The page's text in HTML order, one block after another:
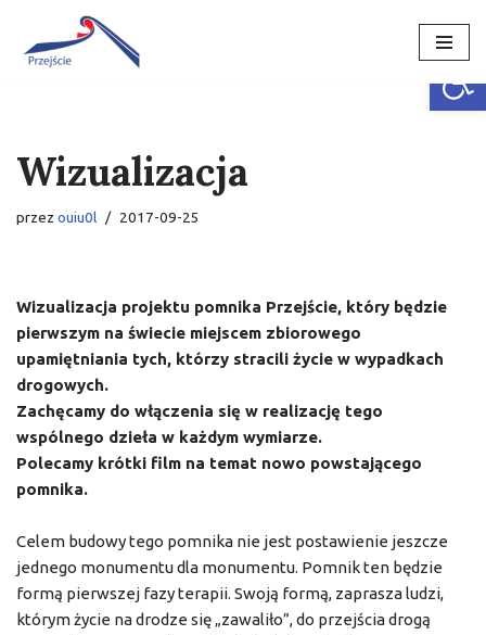
Przejdź
Wizualizacja
przez ouiu0l 2017-09-25
Wizualizacja projektu pomnika Przejście, który będzie
pierwszym na świecie miejscem zbiorowego
upamiętniania tych, którzy stracili życie w wypadkach
drogowych.
Zachęcamy do włączenia się w realizację tego
wspólnego dzieła w każdym wymiarze.
Polecamy krótki film na temat nowo powstającego
pomnika.
Celem budowy tego pomnika nie jest postawienie jeszcze
jednego monumentu dla monumentu. Pomnik ten będzie
formą pierwszej fazy terapii. Swoją formą, zaprasza ludzi,
którym życie na drodze się „zawaliło”, do przejścia drogą